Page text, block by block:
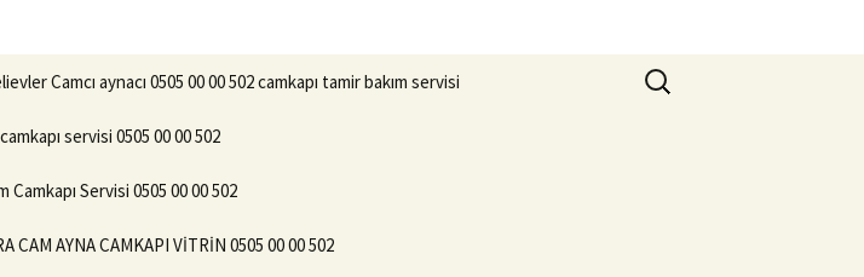
Camcı aynacı 0505 00 00 502 camkapı tamir bakım servisi
servisi 0505 00 00 502
Camkapı Servisi 0505 00 00 502
CAM AYNA CAMKAPI VİTRİN 0505 00 00 502
Arama: